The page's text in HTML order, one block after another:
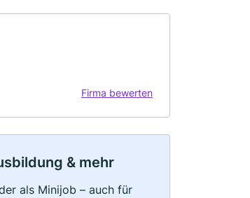
Firma bewerten
& mehr
als Minijob – auch für